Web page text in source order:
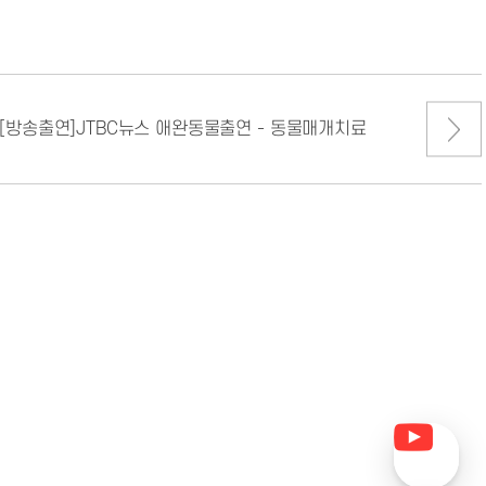
[방송출연]JTBC뉴스 애완동물출연 - 동물매개치료